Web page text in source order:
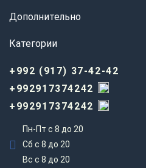
Дополнительно
Категории
+992 (917) 37-42-42
+992917374242
+992917374242
Пн-Пт с 8 до 20
Сб с 8 до 20
Вс c 8 до 20